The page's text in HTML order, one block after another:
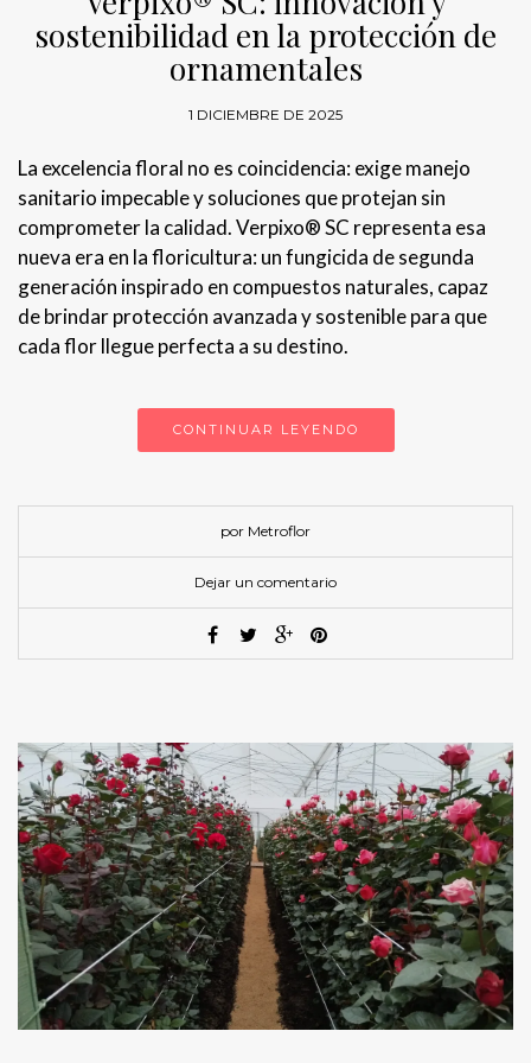
sostenibilidad en la protección de
ornamentales
1 DICIEMBRE DE 2025
La excelencia floral no es coincidencia: exige manejo
sanitario impecable y soluciones que protejan sin
comprometer la calidad. Verpixo® SC representa esa
nueva era en la floricultura: un fungicida de segunda
generación inspirado en compuestos naturales, capaz
de brindar protección avanzada y sostenible para que
cada flor llegue perfecta a su destino.
CONTINUAR LEYENDO
por Metroflor
Dejar un comentario